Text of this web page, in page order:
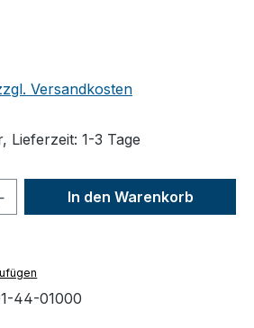
Versandkosten
Lieferzeit: 1-3 Tage
Gib den
In den Warenkorb
44-01000